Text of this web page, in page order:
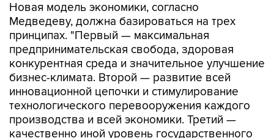
Новая модель экономики, согласно
Медведеву, должна базироваться на трех
принципах. "Первый — максимальная
предпринимательская свобода, здоровая
конкурентная среда и значительное улучшение
бизнес-климата. Второй — развитие всей
инновационной цепочки и стимулирование
технологического перевооружения каждого
производства и всей экономики. Третий —
качественно иной уровень государственного